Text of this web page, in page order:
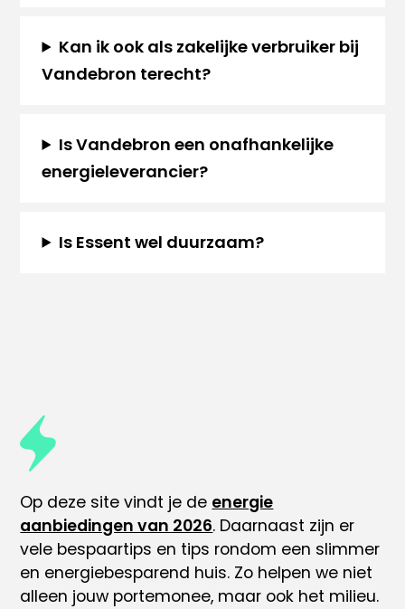
Kan ik ook als zakelijke verbruiker bij
Vandebron terecht?
Is Vandebron een onafhankelijke
energieleverancier?
Is Essent wel duurzaam?
Op deze site vindt je de energie
aanbiedingen van 2026. Daarnaast zijn er
vele bespaartips en tips rondom een slimmer
en energiebesparend huis. Zo helpen we niet
alleen jouw portemonee, maar ook het milieu.